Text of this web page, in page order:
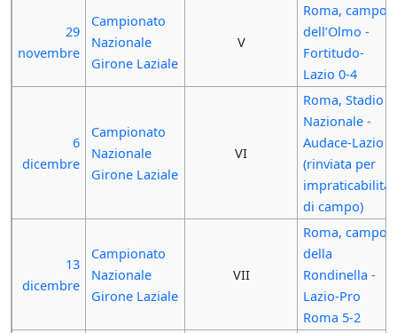
29
novembre
Campionato
Nazionale
Girone Laziale
V
Roma, campo
dell’Olmo -
Fortitudo-
Lazio 0-4
6
dicembre
Campionato
Nazionale
Girone Laziale
VI
Roma, Stadio
Nazionale -
Audace-Lazio
(rinviata per
impraticabilità
di campo)
13
dicembre
Campionato
Nazionale
Girone Laziale
VII
Roma, campo
della
Rondinella -
Lazio-Pro
Roma 5-2